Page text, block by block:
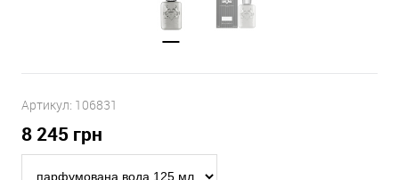
Артикул: 106831
8 245 грн